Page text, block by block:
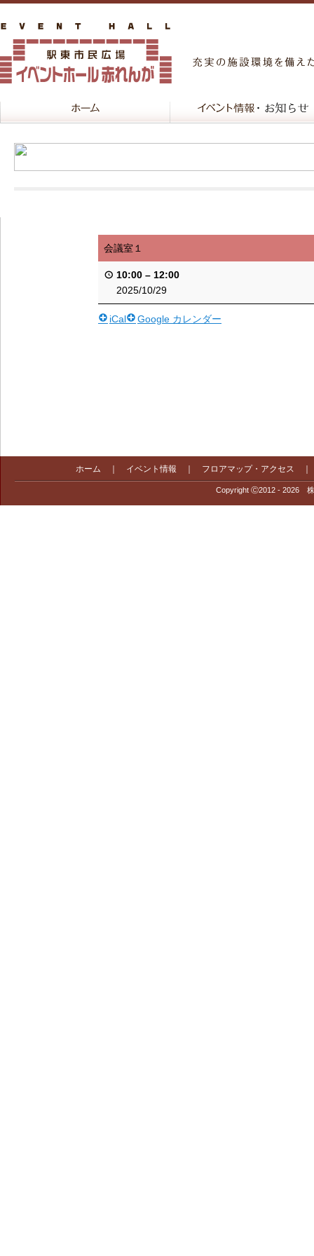
会議室１
10:00 – 12:00
2025/10/29
iCal Google カレンダー
ホーム イベント情報 フロアマップ・アクセス
Copyright Ⓒ2012 - 2026 株